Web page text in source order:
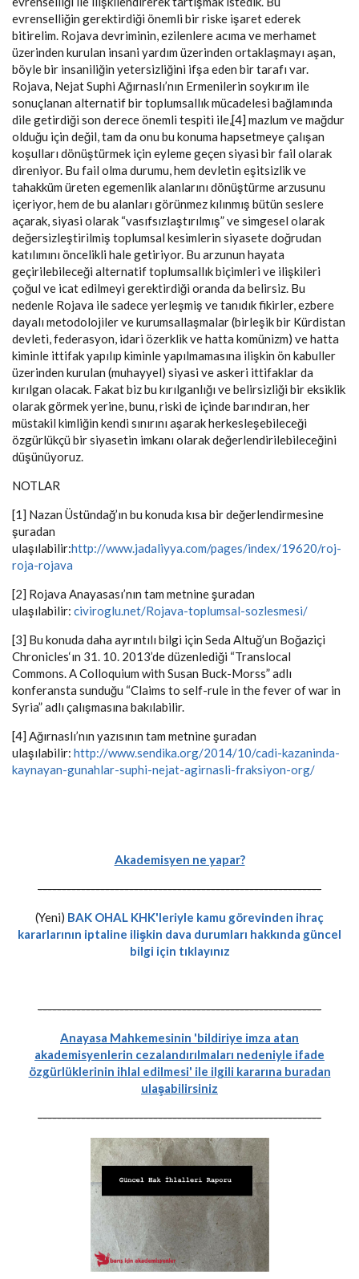
evrenselliğin gerektirdiği önemli bir riske işaret ederek
bitirelim. Rojava devriminin, ezilenlere acıma ve merhamet
üzerinden kurulan insani yardım üzerinden ortaklaşmayı aşan,
böyle bir insaniliğin yetersizliğini ifşa eden bir tarafı var.
Rojava, Nejat Suphi Ağırnaslı’nın Ermenilerin soykırım ile
sonuçlanan alternatif bir toplumsallık mücadelesi bağlamında
dile getirdiği son derece önemli tespiti ile,[4] mazlum ve mağdur
olduğu için değil, tam da onu bu konuma hapsetmeye çalışan
koşulları dönüştürmek için eyleme geçen siyasi bir fail olarak
direniyor. Bu fail olma durumu, hem devletin eşitsizlik ve
tahakküm üreten egemenlik alanlarını dönüştürme arzusunu
içeriyor, hem de bu alanları görünmez kılınmış bütün seslere
açarak, siyasi olarak “vasıfsızlaştırılmış” ve simgesel olarak
değersizleştirilmiş toplumsal kesimlerin siyasete doğrudan
katılımını öncelikli hale getiriyor. Bu arzunun hayata
geçirilebileceği alternatif toplumsallık biçimleri ve ilişkileri
çoğul ve icat edilmeyi gerektirdiği oranda da belirsiz. Bu
nedenle Rojava ile sadece yerleşmiş ve tanıdık fikirler, ezbere
dayalı metodolojiler ve kurumsallaşmalar (birleşik bir Kürdistan
devleti, federasyon, idari özerklik ve hatta komünizm) ve hatta
kiminle ittifak yapılıp kiminle yapılmamasına ilişkin ön kabuller
üzerinden kurulan (muhayyel) siyasi ve askeri ittifaklar da
kırılgan olacak. Fakat biz bu kırılganlığı ve belirsizliği bir eksiklik
olarak görmek yerine, bunu, riski de içinde barındıran, her
müstakil kimliğin kendi sınırını aşarak herkesleşebileceği
özgürlükçü bir siyasetin imkanı olarak değerlendirilebileceğini
düşünüyoruz.
NOTLAR
[1] Nazan Üstündağ’ın bu konuda kısa bir değerlendirmesine
şuradan
ulaşılabilir:http://www.jadaliyya.com/pages/index/19620/roj-
roja-rojava
[2] Rojava Anayasası’nın tam metnine şuradan
ulaşılabilir: civiroglu.net/Rojava-toplumsal-sozlesmesi/
[3] Bu konuda daha ayrıntılı bilgi için Seda Altuğ’un Boğaziçi
Chronicles‘ın 31. 10. 2013’de düzenlediği “Translocal
Commons. A Colloquium with Susan Buck-Morss” adlı
konferansta sunduğu “Claims to self-rule in the fever of war in
Syria” adlı çalışmasına bakılabilir.
[4] Ağırnaslı’nın yazısının tam metnine şuradan
ulaşılabilir: http://www.sendika.org/2014/10/cadi-kazaninda-
kaynayan-gunahlar-suphi-nejat-agirnasli-fraksiyon-org/
Akademisyen ne yapar?
-----------------------------------------------------------
(Yeni) BAK OHAL KHK'leriyle kamu görevinden ihraç
kararlarının iptaline ilişkin dava durumları hakkında güncel
bilgi için tıklayınız
-----------------------------------------------------------
Anayasa Mahkemesinin 'bildiriye imza atan
akademisyenlerin cezalandırılmaları nedeniyle ifade
özgürlüklerinin ihlal edilmesi' ile ilgili kararına buradan
ulaşabilirsiniz
-----------------------------------------------------------